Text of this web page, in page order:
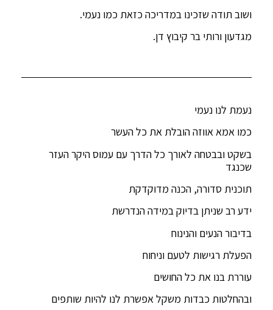
ושוב תודה שזכינו במדריכה כזאת כמו נעמי.
מגדעון ורותי בר קיבוץ דן.
נעמת לנו נעמי
כמו אמא אווזה הובלת את כל העשר
בשקט ובבטחה לאורך כל הדרך עם עמוס היקר העזר
שכנגד
תוכנית סדורה, הכנה מדוקדקת
ידע רב שניתן בדיוק במידה הנדרשת
בדיבור הנעים והנינוח
הפעלת רגישות לטעם וניחוח
עוררת בנו את כל החושים
ובהחלטות כבדות משקל אפשרת לנו להיות שותפים